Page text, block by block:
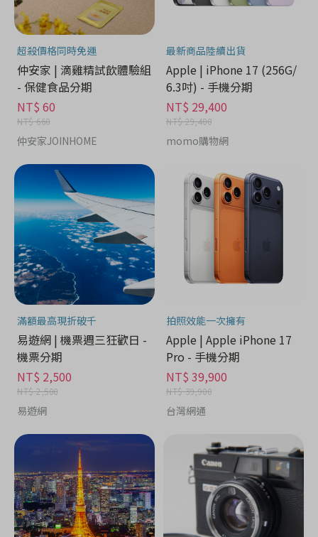
超殺價格同時免運
仲安家 | 滴雞精試飲體驗組
- 保健食品分期
NT$ 60
NT$ 660
仲安家JOINHOME
最新商品陸續出貨
Apple | iPhone 17 (256G/
6.3吋) - 手機分期
NT$ 29,400
NT$ 29,400
momo購物網
滿額最高現折破千
易遊網 | 機票週三狂歡日 -
機票分期
NT$ 2,500
NT$ 2,500
易遊網
拍照效能一次擁有
Apple | Apple iPhone 17
Pro - 手機分期
NT$ 39,900
NT$ 39,900
台灣網通